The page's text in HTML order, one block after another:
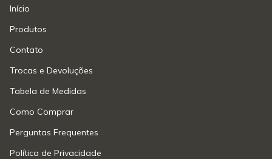
Início
Produtos
Contato
Trocas e Devoluções
Tabela de Medidas
Como Comprar
Perguntas Frequentes
Política de Privacidade